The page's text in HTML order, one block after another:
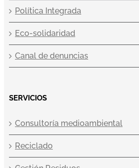
Política Integrada
Eco-solidaridad
Canal de denuncias
SERVICIOS
Consultoría medioambiental
Reciclado